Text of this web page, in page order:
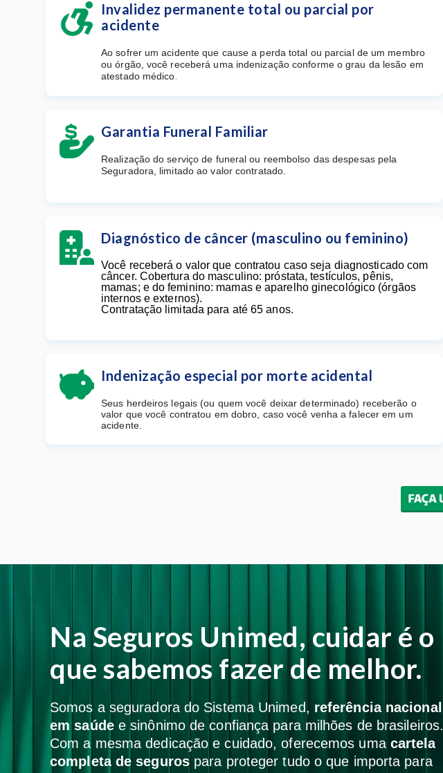
Invalidez permanente total ou parcial por
acidente
Ao sofrer um acidente que cause a perda total ou parcial de um membro
ou órgão, você receberá uma indenização conforme o grau da lesão em
atestado médico.
Garantia Funeral Familiar
Realização do serviço de funeral ou reembolso das despesas pela
Seguradora, limitado ao valor contratado.
Diagnóstico de câncer (masculino ou feminino)
Você receberá o valor que contratou caso seja diagnosticado com
câncer. Cobertura do masculino: próstata, testículos, pênis,
mamas; e do feminino: mamas e aparelho ginecológico (órgãos
internos e externos).
Contratação limitada para até 65 anos.
Indenização especial por morte acidental
Seus herdeiros legais (ou quem você deixar determinado) receberão o
valor que você contratou em dobro, caso você venha a falecer em um
acidente.
Na Seguros Unimed, cuidar é o
que sabemos fazer de melhor.
Somos a seguradora do Sistema Unimed, referência nacional
em saúdee sinônimo de confiança para milhões de brasileiros.
Com a mesma dedicação e cuidado, oferecemos umacartela
completa de seguros para proteger tudo o que importa para